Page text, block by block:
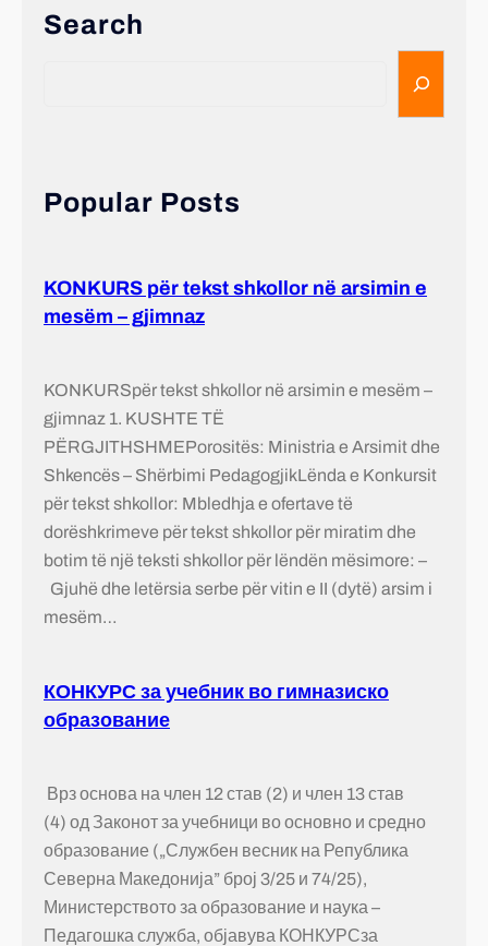
Search
Popular Posts
KONKURS për tekst shkollor në arsimin e
mesëm – gjimnaz
KONKURSpër tekst shkollor në arsimin e mesëm –
gjimnaz 1. KUSHTE TË
PËRGJITHSHMEPorositës: Ministria e Arsimit dhe
Shkencës – Shërbimi PedagogjikLënda e Konkursit
për tekst shkollor: Mbledhja e ofertave të
dorëshkrimeve për tekst shkollor për miratim dhe
botim të një teksti shkollor për lëndën mësimore: –
Gjuhë dhe letërsia serbe për vitin e II (dytë) arsim i
mesëm…
КОНКУРС за учебник во гимназиско
образование
Врз основа на член 12 став (2) и член 13 став
(4) од Законот за учебници во основно и средно
образование („Службен весник на Република
Северна Македонија” број 3/25 и 74/25),
Министерството за образование и наука –
Педагошка служба, објавува КОНКУРСза